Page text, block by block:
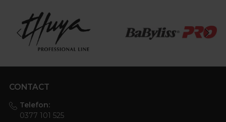
CONTACT
Telefon:
0377 101 525